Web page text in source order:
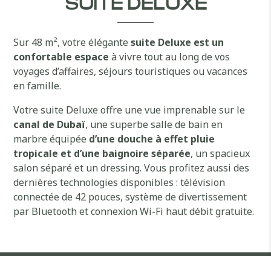
SUITE DELUXE
Sur 48 m², votre élégantesuite Deluxe est un
confortable espace à vivre tout au long de vos
voyages d’affaires, séjours touristiques ou vacances
en famille.
Votre suite Deluxe offre une vue imprenable sur le
canal de Dubaï, une superbe salle de bain en
marbre équipée d’une douche à effet pluie
tropicale et d’une baignoire séparée, un spacieux
salon séparé et un dressing. Vous profitez aussi des
dernières technologies disponibles : télévision
connectée de 42 pouces, système de divertissement
par Bluetooth et connexion Wi-Fi haut débit gratuite.